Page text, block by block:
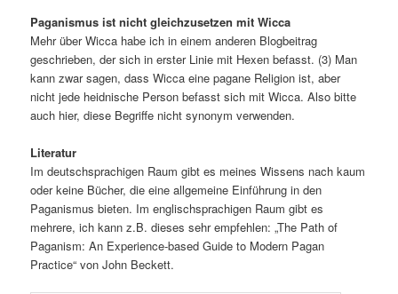
Paganismus ist nicht gleichzusetzen mit Wicca
Mehr über Wicca habe ich in einem anderen Blogbeitrag
geschrieben, der sich in erster Linie mit Hexen befasst. (3) Man
kann zwar sagen, dass Wicca eine pagane Religion ist, aber
nicht jede heidnische Person befasst sich mit Wicca. Also bitte
auch hier, diese Begriffe nicht synonym verwenden.
Literatur
Im deutschsprachigen Raum gibt es meines Wissens nach kaum
oder keine Bücher, die eine allgemeine Einführung in den
Paganismus bieten. Im englischsprachigen Raum gibt es
mehrere, ich kann z.B. dieses sehr empfehlen: „The Path of
Paganism: An Experience-based Guide to Modern Pagan
Practice“ von John Beckett.